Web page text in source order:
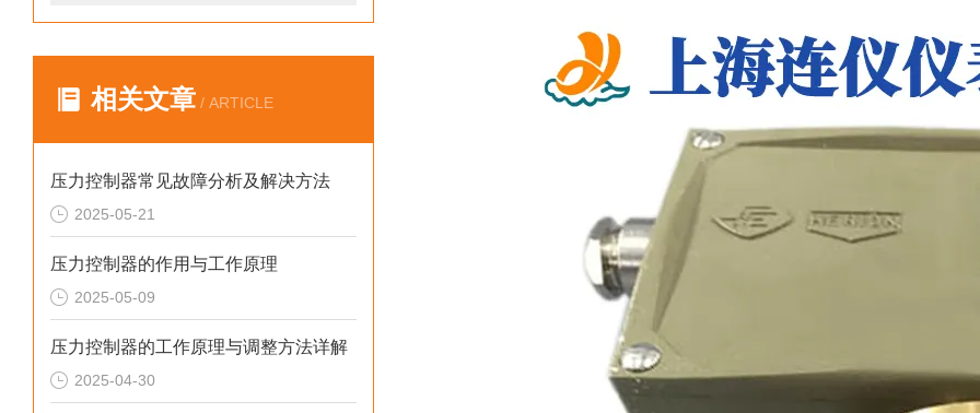
相关文章 / ARTICLE
压力控制器常见故障分析及解决方法
2025-05-21
压力控制器的作用与工作原理
2025-05-09
压力控制器的工作原理与调整方法详解
2025-04-30